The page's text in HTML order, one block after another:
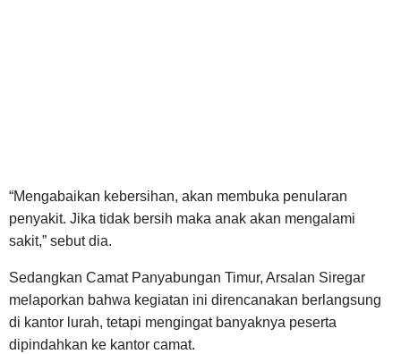
“Mengabaikan kebersihan, akan membuka penularan
penyakit. Jika tidak bersih maka anak akan mengalami
sakit,” sebut dia.
Sedangkan Camat Panyabungan Timur, Arsalan Siregar
melaporkan bahwa kegiatan ini direncanakan berlangsung
di kantor lurah, tetapi mengingat banyaknya peserta
dipindahkan ke kantor camat.